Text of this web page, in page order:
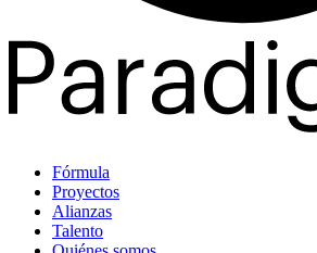
Fórmula
Proyectos
Alianzas
Talento